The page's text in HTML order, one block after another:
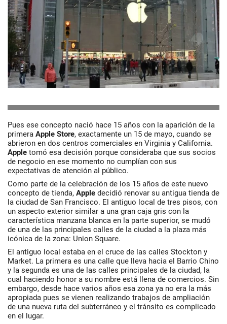
Pues ese concepto nació hace 15 años con la aparición de la
primera Apple Store, exactamente un 15 de mayo, cuando se
abrieron en dos centros comerciales en Virginia y California.
Apple tomó esa decisión porque consideraba que sus socios
de negocio en ese momento no cumplían con sus
expectativas de atención al público.
Como parte de la celebración de los 15 años de este nuevo
concepto de tienda, Apple decidió renovar su antigua tienda de
la ciudad de San Francisco. El antiguo local de tres pisos, con
un aspecto exterior similar a una gran caja gris con la
característica manzana blanca en la parte superior, se mudó
de una de las principales calles de la ciudad a la plaza más
icónica de la zona: Union Square.
El antiguo local estaba en el cruce de las calles Stockton y
Market. La primera es una calle que lleva hacia el Barrio Chino
y la segunda es una de las calles principales de la ciudad, la
cual haciendo honor a su nombre está llena de comercios. Sin
embargo, desde hace varios años esa zona ya no era la más
apropiada pues se vienen realizando trabajos de ampliación
de una nueva ruta del subterráneo y el tránsito es complicado
en el lugar.